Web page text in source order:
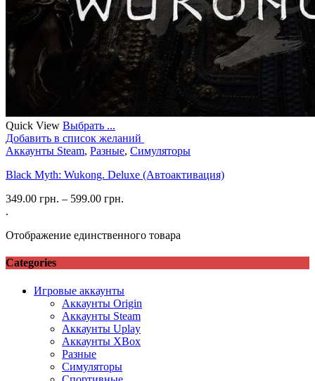
Quick View Выбрать ...
Добавить в список желаний
Аккаунты Steam, Разные, Симуляторы
Black Myth: Wukong. Deluxe (Автоактивация)
349.00 грн. – 599.00 грн.
.
Отображение единственного товара
Categories
Игровые аккаунты
Аккаунты Origin
Аккаунты Steam
Аккаунты Uplay
Аккаунты XBox
Разные
Симуляторы